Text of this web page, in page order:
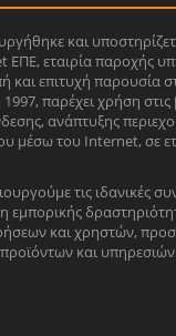
και
εταιρία παροχής
και επιτυχή παρουσία
παρέχει χρήση
ανάπτυξης
μέσω του Internet, σε
τις ιδανικές
εμπορικής
και χρηστών,
και